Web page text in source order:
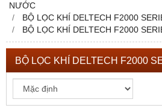
NƯỚC
BỘ LỌC KHÍ DELTECH F2000
BỘ LỌC KHÍ DELTECH F2000
BỘ LỌC KHÍ DELTECH F2000